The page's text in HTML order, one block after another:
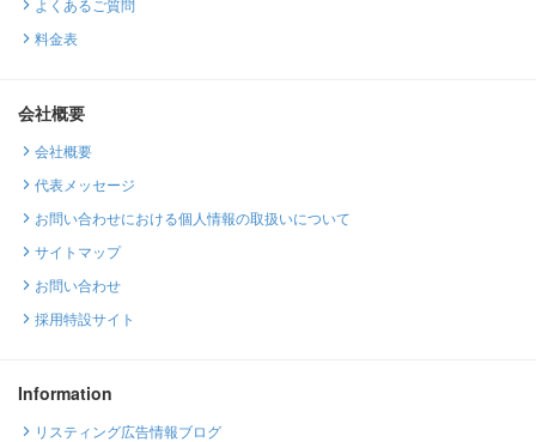
料金表
会社概要
会社概要
代表メッセージ
お問い合わせにおける個人情報の取扱いについて
サイトマップ
お問い合わせ
採用特設サイト
Information
リスティング広告情報ブログ